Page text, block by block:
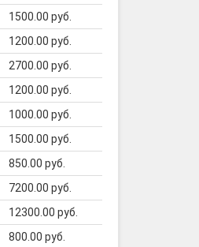
1500.00 руб.
1200.00 руб.
2700.00 руб.
1200.00 руб.
1000.00 руб.
1500.00 руб.
850.00 руб.
7200.00 руб.
12300.00 руб.
800.00 руб.